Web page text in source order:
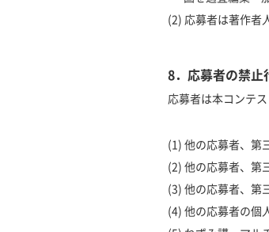
(2) 応募者は著作者
8．応募者の禁止
応募者は本コンテ
(1) 他の応募者、第
(2) 他の応募者、第
(3) 他の応募者、第
(4) 他の応募者の個